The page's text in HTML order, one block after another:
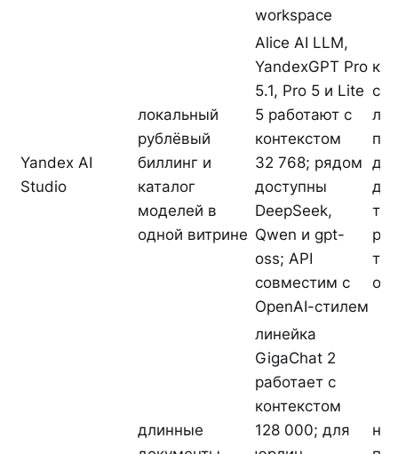
workspace
Yandex AI
Studio
локальный
рублёвый
биллинг и
каталог
моделей в
одной витрине
Alice AI LLM,
YandexGPT Pro
5.1, Pro 5 и Lite
5 работают с
контекстом
32 768; рядом
доступны
DeepSeek,
Qwen и gpt-
oss; API
совместим с
OpenAI-стилем
длинные
линейка
GigaChat 2
работает с
контекстом
128 000; для